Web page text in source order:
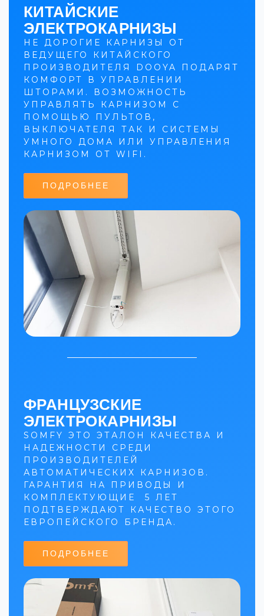
КИТАЙСКИЕ
ЭЛЕКТРОКАРНИЗЫ
НЕ ДОРОГИЕ КАРНИЗЫ ОТ
ВЕДУЩЕГО КИТАЙСКОГО
ПРОИЗВОДИТЕЛЯ DOOYA ПОДАРЯТ
КОМФОРТ В УПРАВЛЕНИИ
ШТОРАМИ. ВОЗМОЖНОСТЬ
УПРАВЛЯТЬ КАРНИЗОМ С
ПОМОЩЬЮ ПУЛЬТОВ,
ВЫКЛЮЧАТЕЛЯ ТАК И СИСТЕМЫ
УМНОГО ДОМА ИЛИ УПРАВЛЕНИЯ
КАРНИЗОМ ОТ WIFI.
ПОДРОБНЕЕ
ФРАНЦУЗСКИЕ
ЭЛЕКТРОКАРНИЗЫ
SOMFY ЭТО ЭТАЛОН КАЧЕСТВА И
НАДЕЖНОСТИ СРЕДИ
ПРОИЗВОДИТЕЛЕЙ
АВТОМАТИЧЕСКИХ КАРНИЗОВ.
ГАРАНТИЯ НА ПРИВОДЫ И
КОМПЛЕКТУЮЩИЕ 5 ЛЕТ
ПОДТВЕРЖДАЮТ КАЧЕСТВО ЭТОГО
ЕВРОПЕЙСКОГО БРЕНДА.
ПОДРОБНЕЕ